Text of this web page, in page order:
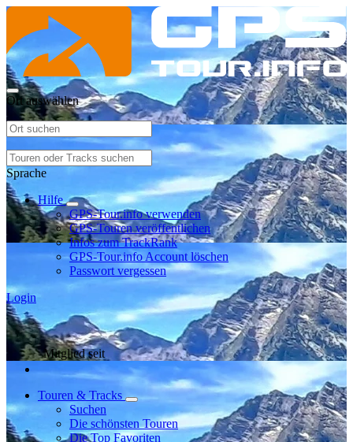
Ort auswählen
Sprache
Hilfe
GPS-Tour.info verwenden
GPS-Touren veröffentlichen
Infos zum TrackRank
GPS-Tour.info Account löschen
Passwort vergessen
Login
Mitglied seit
Touren & Tracks
Suchen
Die schönsten Touren
Die Top Favoriten